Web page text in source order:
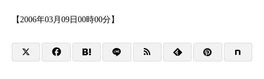
【2006年03月09日00時00分】